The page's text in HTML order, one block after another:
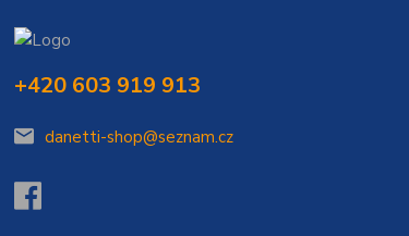
+420 603 919 913
danetti-shop@seznam.cz